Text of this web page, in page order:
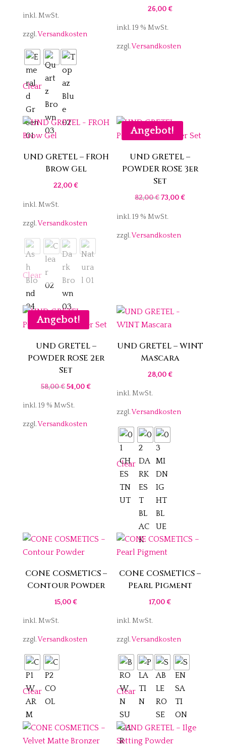
inkl. MwSt.
zzgl.Versandkosten
Clear
26,00€
inkl. 19 % MwSt.
zzgl.Versandkosten
UND GRETEL – FROH
Brow Gel
22,00€
inkl. MwSt.
zzgl.Versandkosten
Clear
Angebot!
UND GRETEL –
POWDER ROSE 3er
Set
82,00€Ursprünglicher
82,00 €
73,00€Aktueller
inkl. 19 % MwSt.
zzgl.Versandkosten
Angebot!
UND GRETEL –
POWDER ROSE 2er
Set
58,00€Ursprünglicher
58,00 €
54,00€Aktueller
inkl. 19 % MwSt.
zzgl.Versandkosten
UND GRETEL – WINT
Mascara
28,00€
inkl. MwSt.
zzgl.Versandkosten
Clear
CONE COSMETICS –
Contour Powder
15,00€
inkl. MwSt.
zzgl.Versandkosten
Clear
CONE COSMETICS –
Pearl Pigment
17,00€
inkl. MwSt.
zzgl.Versandkosten
Clear